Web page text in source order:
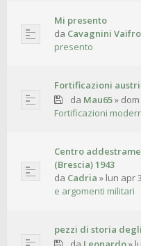
Mi presento
da Cavagnini Vaifro
presento
Fortificazioni
da Mau65» dom
Fortificazioni
Centro
(Brescia) 1943
da Cadria » lun apr
e argomenti militari
pezzi di storia